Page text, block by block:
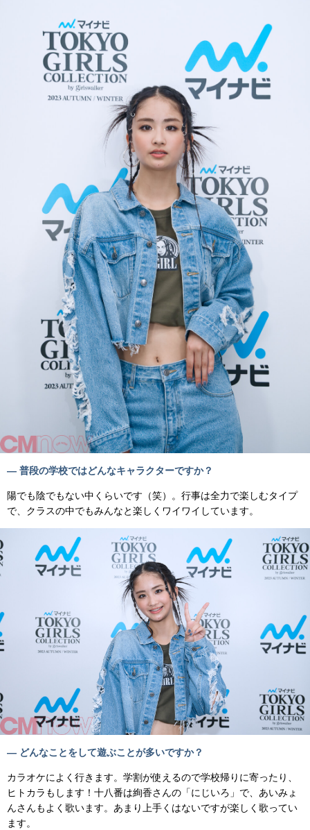
— 普段の学校ではどんなキャラクターですか？
陽でも陰でもない中くらいです（笑）。行事は全力で楽しむタイプ
で、クラスの中でもみんなと楽しくワイワイしています。
— どんなことをして遊ぶことが多いですか？
カラオケによく行きます。学割が使えるので学校帰りに寄ったり、
ヒトカラもします！十八番は絢香さんの「にじいろ」で、あいみょ
んさんもよく歌います。あまり上手くはないですが楽しく歌ってい
ます。